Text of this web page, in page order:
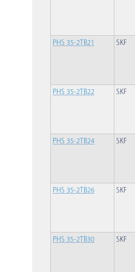
PHS 35-2TB21 SKF
PHS 35-2TB22 SKF
PHS 35-2TB24 SKF
PHS 35-2TB26 SKF
PHS 35-2TB30 SKF